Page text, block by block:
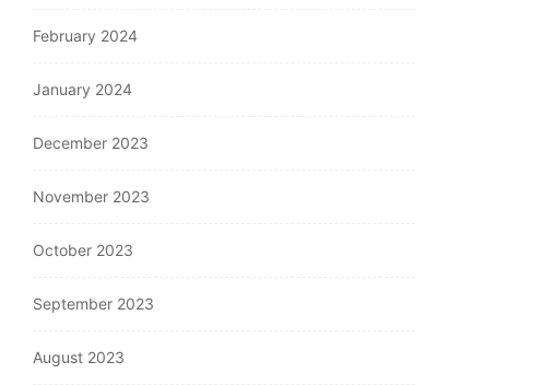
February 2024
January 2024
December 2023
November 2023
October 2023
September 2023
August 2023